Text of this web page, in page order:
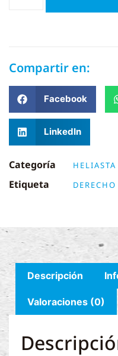
Compartir en:
Facebook
LinkedIn
Categoría HELIASTA
Etiqueta
Descripción
Valoraciones (0)